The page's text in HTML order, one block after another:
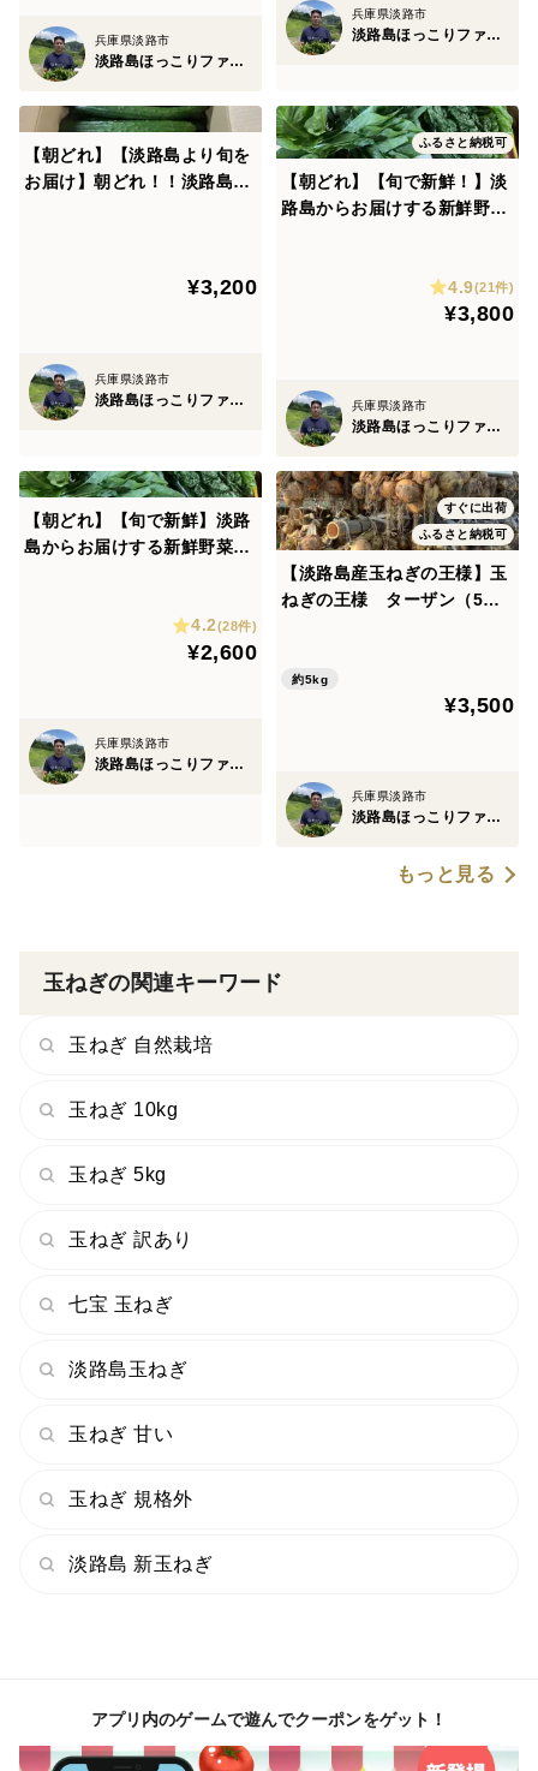
兵庫県淡路市
淡路島ほっこりファーム
兵庫県淡路市
淡路島ほっこりファーム
【朝どれ】【淡路島より旬を
お届け】朝どれ！！淡路島で
¥3,200
兵庫県淡路市
淡路島ほっこりファーム
ふるさと納税可
【朝どれ】【旬で新鮮！】淡
路島からお届けする新鮮野菜
4.9(21件)
¥3,800
兵庫県淡路市
淡路島ほっこりファーム
【朝どれ】【旬で新鮮】淡路
島からお届けする新鮮野菜セ
4.2(28件)
¥2,600
兵庫県淡路市
淡路島ほっこりファーム
すぐに出荷
ふるさと納税可
【淡路島産玉ねぎの王様】玉
ねぎの王様 ターザン（5キ
約5kg
¥3,500
兵庫県淡路市
淡路島ほっこりファーム
もっと見る
玉ねぎの関連キーワード
玉ねぎ 自然栽培
玉ねぎ 10kg
玉ねぎ 5kg
玉ねぎ 訳あり
七宝 玉ねぎ
淡路島玉ねぎ
玉ねぎ 甘い
玉ねぎ 規格外
淡路島 新玉ねぎ
アプリ内のゲームで遊んでクーポンをゲット！